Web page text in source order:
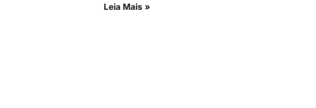
Leia Mais »